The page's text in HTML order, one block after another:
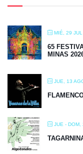
MIÉ, 29
65
MINAS
JUE, 13
JUE - DOM,